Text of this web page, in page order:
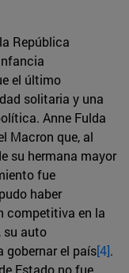
República
el último
solitaria y una
Anne Fulda
Macron que, al
su hermana mayor
fue
haber
competitiva en la
su auto
gobernar el país[4].
Estado no fue